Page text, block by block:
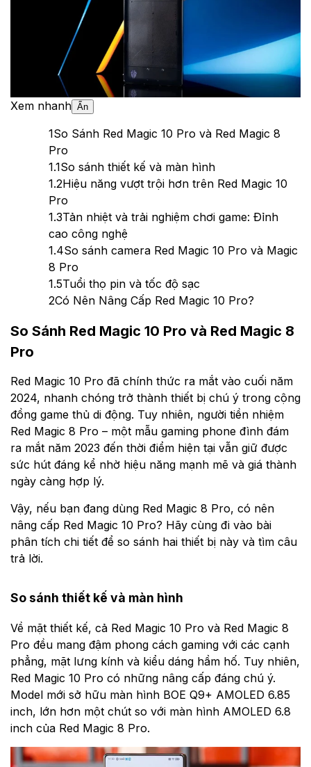
Xem nhanh Ẩn
1So Sánh Red Magic 10 Pro và Red Magic 8
Pro
1.1So sánh thiết kế và màn hình
1.2Hiệu năng vượt trội hơn trên Red Magic 10
Pro
1.3Tản nhiệt và trải nghiệm chơi game: Đỉnh
cao công nghệ
1.4So sánh camera Red Magic 10 Pro và Magic
8 Pro
1.5Tuổi thọ pin và tốc độ sạc
2Có Nên Nâng Cấp Red Magic 10 Pro?
So Sánh Red Magic 10 Pro và Red Magic 8
Pro
Red Magic 10 Pro đã chính thức ra mắt vào cuối năm
2024, nhanh chóng trở thành thiết bị chú ý trong cộng
đồng game thủ di động. Tuy nhiên, người tiền nhiệm
Red Magic 8 Pro – một mẫu gaming phone đình đám
ra mắt năm 2023 đến thời điểm hiện tại vẫn giữ được
sức hút đáng kể nhờ hiệu năng mạnh mẽ và giá thành
ngày càng hợp lý.
Vậy, nếu bạn đang dùng Red Magic 8 Pro, có nên
nâng cấp Red Magic 10 Pro? Hãy cùng đi vào bài
phân tích chi tiết để so sánh hai thiết bị này và tìm câu
trả lời.
So sánh thiết kế và màn hình
Về mặt thiết kế, cả Red Magic 10 Pro và Red Magic 8
Pro đều mang đậm phong cách gaming với các cạnh
phẳng, mặt lưng kính và kiểu dáng hầm hố. Tuy nhiên,
Red Magic 10 Pro có những nâng cấp đáng chú ý.
Model mới sở hữu màn hình BOE Q9+ AMOLED 6.85
inch, lớn hơn một chút so với màn hình AMOLED 6.8
inch của Red Magic 8 Pro.